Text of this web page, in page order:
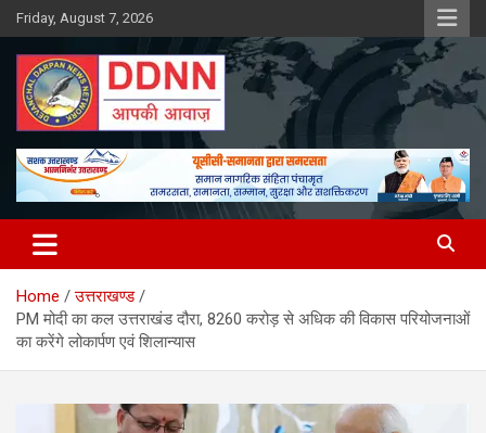
Skip
to
content
Friday, August 7, 2026
DDNN
Home
उत्तराखण्ड
PM मोदी का कल उत्तराखंड दौरा, 8260 करोड़ से अधिक की विकास परियोजनाओं
का करेंगे लोकार्पण एवं शिलान्यास